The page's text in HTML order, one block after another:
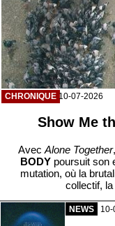
CHRONIQUE 10-07-2026
Show Me
AvecAlone Together
BODYpoursuit son
mutation, où la
collectif,
NEWS 10-